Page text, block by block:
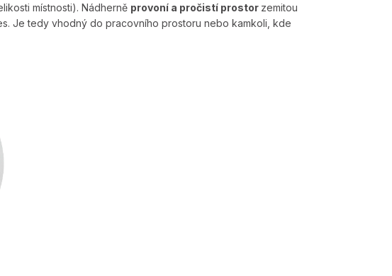
místnosti). Nádherně provoní a pročistí prostor zemitou
Je tedy vhodný do pracovního prostoru nebo kamkoli, kde